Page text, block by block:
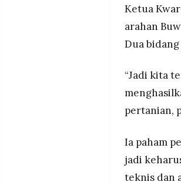
Ketua
arahan
Dua
“Jadi kita
pertanian,
Ia paham
jadi
teknis dan